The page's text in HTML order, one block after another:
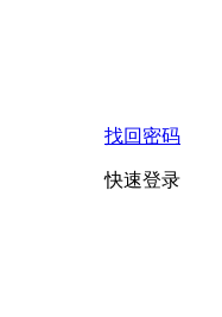
找回密码
快速登录